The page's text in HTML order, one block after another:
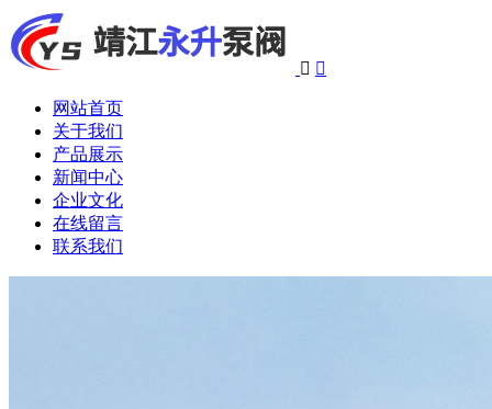
 
网站首页
关于我们
产品展示
新闻中心
企业文化
在线留言
联系我们